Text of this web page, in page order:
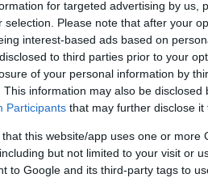
for targeted advertising by us,
selection. Please note that after your
interest-based ads based on
to third parties prior to your
of your personal information by
This information may also be
Participants that may further disclose it
that this website/app uses one or
but not limited to your visit or
to Google and its third-party tags to
beszélgetést tart a
vitathatják meg az
moderátora Veiszer Alinda.